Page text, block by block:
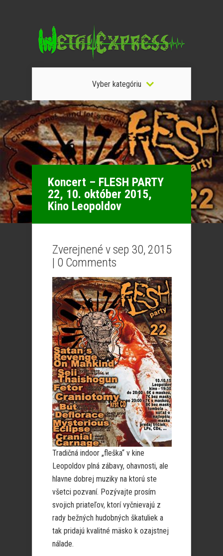
Vyber kategóriu
Koncert – FLESH PARTY
22, 10. október 2015,
Kino Leopoldov
Zverejnené v sep 30, 2015
| 0 Comments
Tradičná indoor „fleška“ v kine
Leopoldov plná zábavy, ohavnosti, ale
hlavne dobrej muziky na ktorú ste
všetci pozvaní. Pozývajte prosím
svojich priateľov, ktorí vyčnievajú z
rady bežných hudobných škatuliek a
tak pridajú kvalitné mäsko k ozajstnej
nálade.